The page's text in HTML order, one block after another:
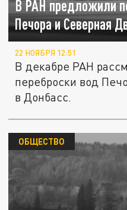
В РАН предложили
Печора и Северная
22 НОЯБРЯ 12:51
В декабре РАН
переброски вод
в Донбасс.
ОБЩЕСТВО